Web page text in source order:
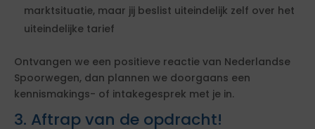
marktsituatie, maar jij beslist uiteindelijk zelf over het
uiteindelijke tarief
Ontvangen we een positieve reactie van Nederlandse
Spoorwegen, dan plannen we doorgaans een
kennismakings- of intakegesprek met je in.
3. Aftrap van de opdracht!